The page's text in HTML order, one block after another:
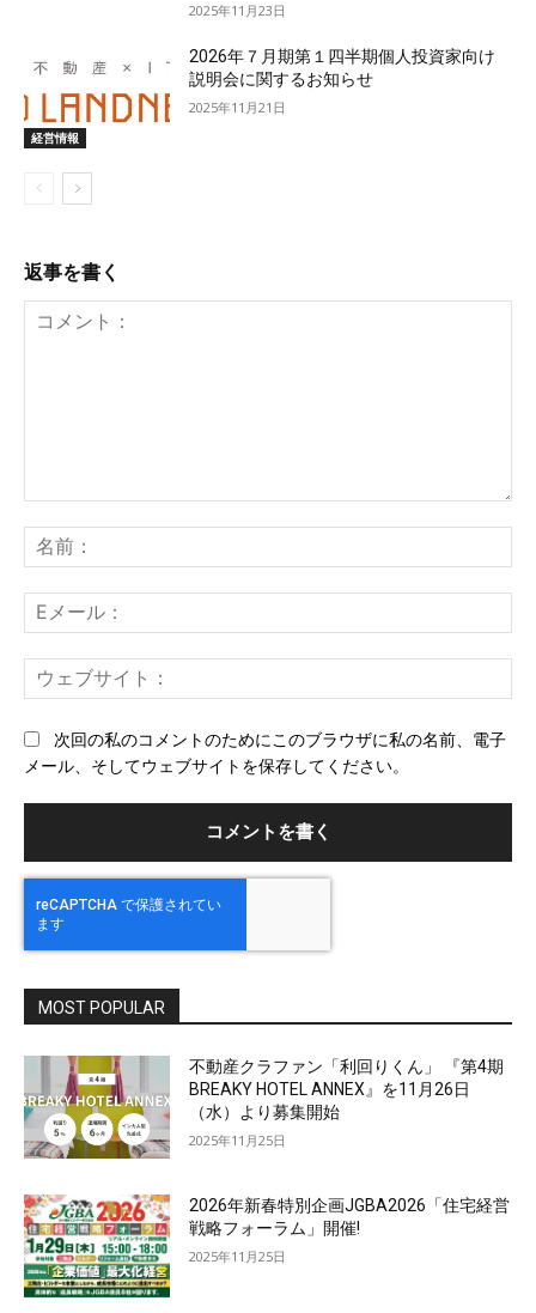
2025年11月23日
経営情報
2026年７月期第１四半期個人投資家向け
説明会に関するお知らせ
2025年11月21日
返事を書く
ン
ト：
前
メ
ー
ェ
次回の私のコメントのためにこのブラウザに私の名前、電子
メール、そしてウェブサイトを保存してください。
MOST POPULAR
不動産クラファン「利回りくん」 『第4期
BREAKY HOTEL ANNEX』を11月26日
（水）より募集開始
2025年11月25日
2026年新春特別企画JGBA2026「住宅経営
戦略フォーラム」開催!
2025年11月25日